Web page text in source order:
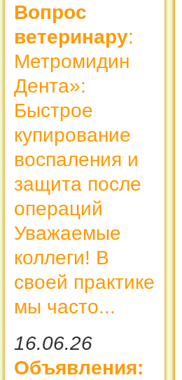
Вопрос
ветеринару:
Метромидин
Дента»:
Быстрое
купирование
воспаления и
защита после
операций
Уважаемые
коллеги! В
своей практике
мы часто...
16.06.26
Объявления: